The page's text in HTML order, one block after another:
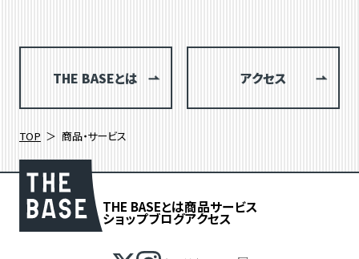
THE BASEとは アクセス
TOP 商品・サービス
THE BASEとは商品サービス
ショップブログアクセス